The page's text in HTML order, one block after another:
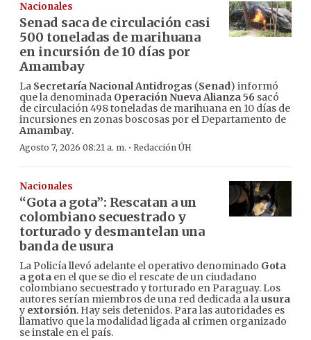
Nacionales
Senad saca de circulación casi
500 toneladas de marihuana
en incursión de 10 días por
Amambay
La Secretaría Nacional Antidrogas (Senad) informó
que la denominada Operación Nueva Alianza 56 sacó
de circulación 498 toneladas de marihuana en 10 días de
incursiones en zonas boscosas por el Departamento de
Amambay.
Agosto 7, 2026 08:21 a. m. · Redacción ÚH
Nacionales
“Gota a gota”: Rescatan a un
colombiano secuestrado y
torturado y desmantelan una
banda de usura
La Policía llevó adelante el operativo denominado Gota
a gota en el que se dio el rescate de un ciudadano
colombiano secuestrado y torturado en Paraguay. Los
autores serían miembros de una red dedicada a lausura
y extorsión. Hay seis detenidos. Para las autoridades es
llamativo que la modalidad ligada al crimen organizado
se instale en el país.